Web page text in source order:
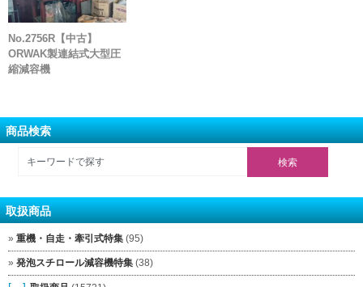
No.2756R【中古】
ORWAK製連結式大型圧
縮減容機
商品検索
取扱商品
重機・自走・牽引式特集 (95)
発泡スチロール減容機特集 (38)